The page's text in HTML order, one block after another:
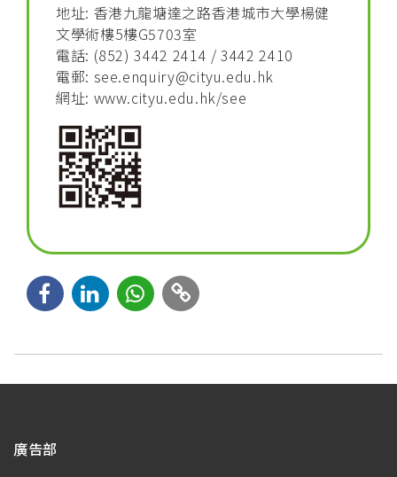
地址: 香港九龍塘達之路香港城市大學楊健
文學術樓5樓G5703室
電話: (852) 3442 2414 / 3442 2410
電郵: see.enquiry@cityu.edu.hk
網址: www.cityu.edu.hk/see
廣告部